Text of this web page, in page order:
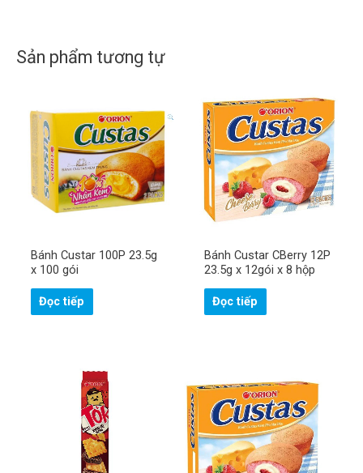
Sản phẩm tương tự
Bánh Custar 100P 23.5g
x 100 gói
Đọc tiếp
Bánh Custar CBerry 12P
23.5g x 12gói x 8 hộp
Đọc tiếp